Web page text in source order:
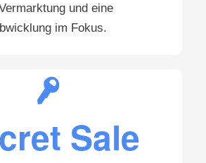
und eine
im Fokus.
Sale